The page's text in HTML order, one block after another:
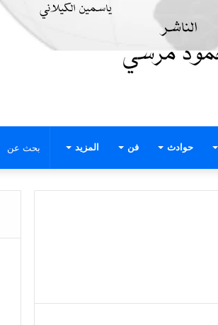
حوادث فن المزيد